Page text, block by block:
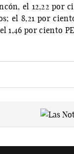
el 12,22 por
el 8,21 por
1,46 por ciento